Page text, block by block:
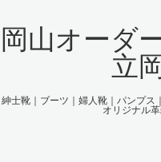
岡山オーダ
立
紳士靴｜ブーツ｜婦人靴｜パンプス
オリジナル